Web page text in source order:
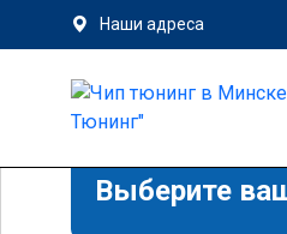
Наши адреса
Выберите